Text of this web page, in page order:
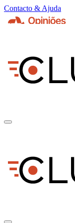
Contacto & Ajuda